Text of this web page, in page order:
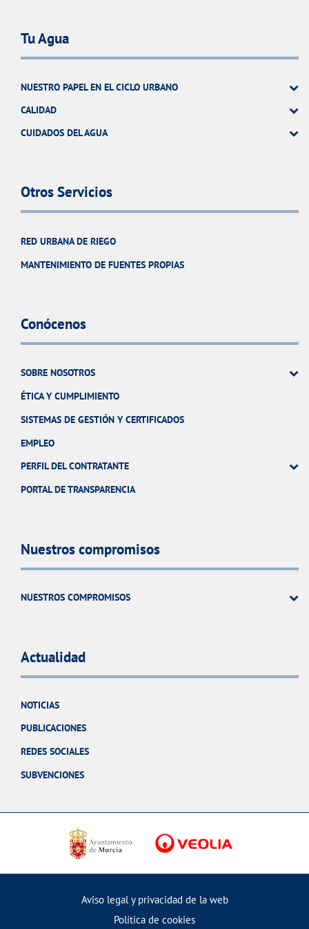
Tu Agua
NUESTRO PAPEL EN EL CICLO URBANO
CALIDAD
CUIDADOS DEL AGUA
Otros Servicios
RED URBANA DE RIEGO
MANTENIMIENTO DE FUENTES PROPIAS
Conócenos
SOBRE NOSOTROS
ÉTICA Y CUMPLIMIENTO
SISTEMAS DE GESTIÓN Y CERTIFICADOS
EMPLEO
PERFIL DEL CONTRATANTE
PORTAL DE TRANSPARENCIA
Nuestros compromisos
NUESTROS COMPROMISOS
Actualidad
NOTICIAS
PUBLICACIONES
REDES SOCIALES
SUBVENCIONES
Aviso legal y privacidad de la web
Política de cookies